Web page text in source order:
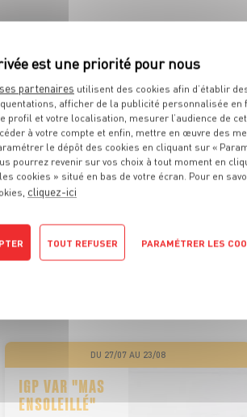
POISSONNERIE
DE
sont là pour vous conseiller et vous
les jours. On vous promet qu’il y en
DU 27/07 AU 23/08
IGP VAR "MAS
ENSOLEILLÉ"
ses partenaires utilisent des cookies afin d’établir
afficher de la publicité personnalisée en
profil et votre localisation, mesurer l’audience de
à votre compte et enfin, mettre en œuvre des
le dépôt des cookies en cliquant sur «
pourrez revenir sur vos choix à tout moment en
cookies » situé en bas de votre écran. Pour en
cliquez-ici
TOUT REFUSER PARAMÉTRER LES